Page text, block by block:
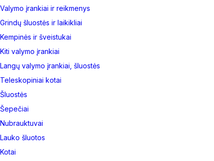
Valymo įrankiai ir reikmenys
Grindų šluostės ir laikikliai
Kempinės ir šveistukai
Kiti valymo įrankiai
Langų valymo įrankiai, šluostės
Teleskopiniai kotai
Šluostės
Šepečiai
Nubrauktuvai
Lauko šluotos
Kotai